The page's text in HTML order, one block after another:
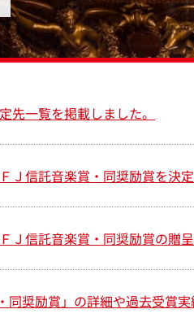
先一覧を掲載しました。
Ｊ信託音楽賞・同奨励賞を決定
Ｊ信託音楽賞・同奨励賞の贈
同奨励賞」の詳細や過去受賞